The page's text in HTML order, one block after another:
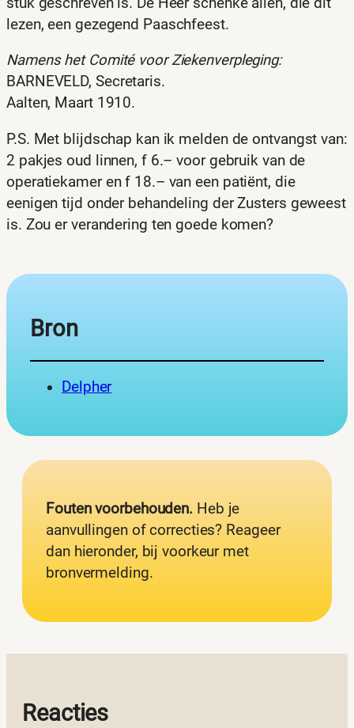
lezen, een gezegend Paaschfeest.
Namens het Comité voor Ziekenverpleging:
BARNEVELD, Secretaris.
Aalten, Maart 1910.
P.S. Met blijdschap kan ik melden de ontvangst van:
2 pakjes oud linnen, f 6.– voor gebruik van de
operatiekamer en f 18.– van een patiënt, die
eenigen tijd onder behandeling der Zusters geweest
is. Zou er verandering ten goede komen?
Bron
Delpher
Fouten voorbehouden. Heb je
aanvullingen of correcties? Reageer
dan hieronder, bij voorkeur met
bronvermelding.
Reacties